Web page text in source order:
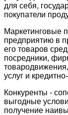
для себя,
покупатели
Маркетинговые
предприятию в
его товаров
посредники,
услуг и
Конкуренты -
выгодные
получение